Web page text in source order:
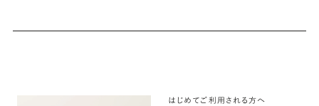
はじめてご利用される方へ